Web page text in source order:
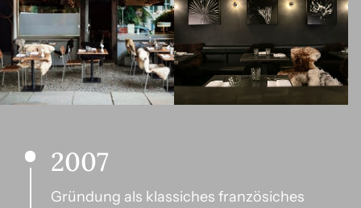
2007
Gründung als klassiches französiches